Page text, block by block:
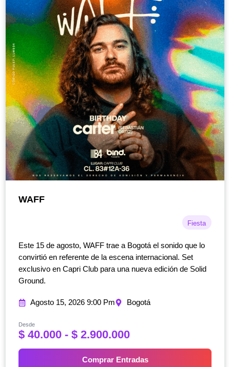
WAFF
Fiesta
Este 15 de agosto, WAFF trae a Bogotá el sonido que lo
convirtió en referente de la escena internacional. Set
exclusivo en Capri Club para una nueva edición de Solid
Ground.
Agosto 15, 2026 9:00 Pm Bogotá
Desde
$40.000 - $2.900.000R
n
Comprar Entradas